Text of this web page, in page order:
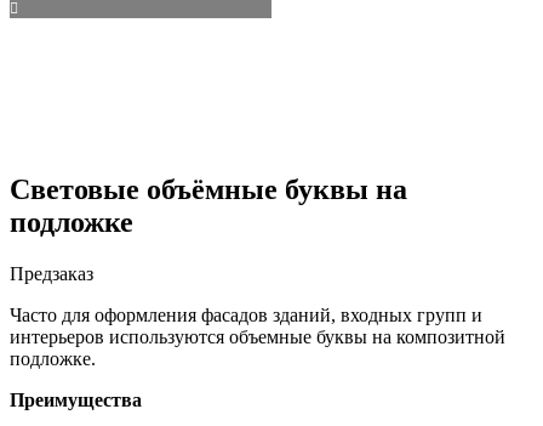
Световые объёмные буквы на
подложке
Предзаказ
Часто для оформления фасадов зданий, входных групп и
интерьеров используются объемные буквы на композитной
подложке.
Преимущества